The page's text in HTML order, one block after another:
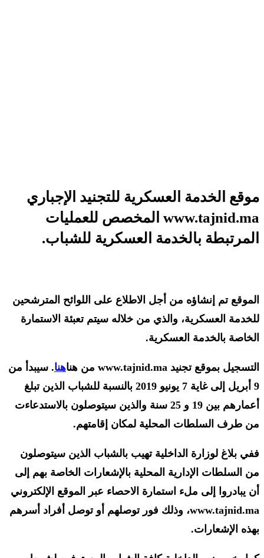
موقع الخدمة العسكرية للتجنيد الإجباري
www.tajnid.ma المخصص للعمليات
المرتبطة بالخدمة العسكرية للشباب.
الموقع تم إنشاؤه من أجل الاطلاع على اللوائح المترشحين
للخدمة العسكرية، والذي من خلاله سيتم تعبئة الاستمارة
الخاصة بالخدمة العسكرية.
التسجيل بموقع تجنيد www.tajnid.ma من هنا هنا. سيبدأ من
9 أبريل إلى غاية 7 يونيو 2019 بالنسبة للشباب الذين تبلغ
أعمارهم بين 19 و 25 سنة والذين سيتوصلون بالاستدعاءت
من طرف السلطات المحلية لمكان إقامتهم.
ففي بلاغ لوزارة الداخلية تهيب بالشباب الذين سيتوصلون
من السلطات الإدارية المحلية بالإشعارات الخاصة بهم إلى
أن يبادروا إلى ملء استمارة الاحصاء عبر الموقع الإلكتروني
www.tajnid.ma، وذلك فور توصلهم أو توصل أفراد أسرهم
بهذه الإشعارات.